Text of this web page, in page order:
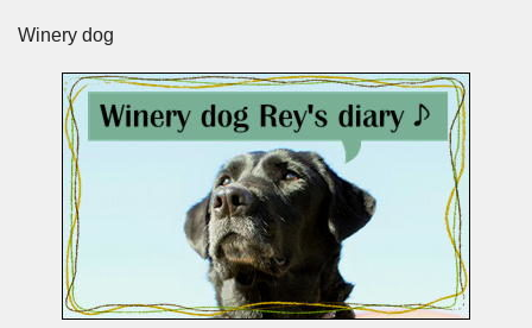
Winery dog